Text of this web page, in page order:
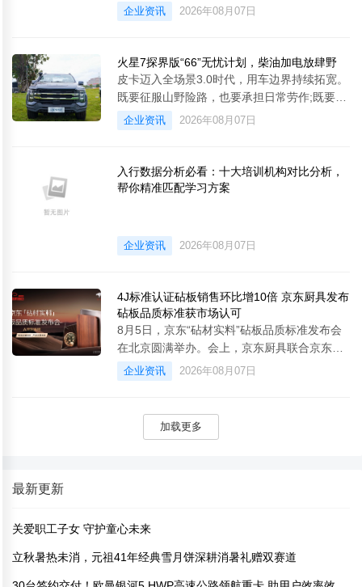
生鲜冷链领域有丰
企业资讯 2026年08月07日
火星7探界版“66”无忧计划，柴油加电放肆野
皮卡迈入全场景3.0时代，用车边界持续拓宽。
既要征服山野险路，也要承担日常劳作;既要拥
有强悍越野性能，也要控制长期养车开销。当
多元需求不断碰撞，福田火星7探界版以“66
架构赋能全场景出行，为国内皮卡用户带来兼
顾实用性与可玩性的全新选择。
企业资讯 2026年08月07日
入行数据分析必看：十大培训机构对比分析，
帮你精准匹配学习方案
企业资讯 2026年08月07日
4J标准认证砧板销售环比增10倍 京东厨具发布
砧板品质标准获市场认可
8月5日，京东“砧材实料”砧板品质标准发布会
在北京圆满举办。会上，京东厨具联合京东金
榜与双枪、苏泊尔、好管家、懒米、康巴赫、
爱仕达、原森太、双立人、京东京造等品牌，
不虚标”行业共识倡议书，为首批达标品牌颁发
认证证书。依托品质标准落地与京东家居超级
企业资讯 2026年08月07日
加载更多
最新更新
关爱职工子女 守护童心未来
立秋暑热未消，元祖41年经典雪月饼深耕消暑礼赠双赛道